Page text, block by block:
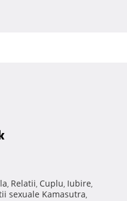
, Relatii, Cuplu, Iubire,
sexuale Kamasutra,